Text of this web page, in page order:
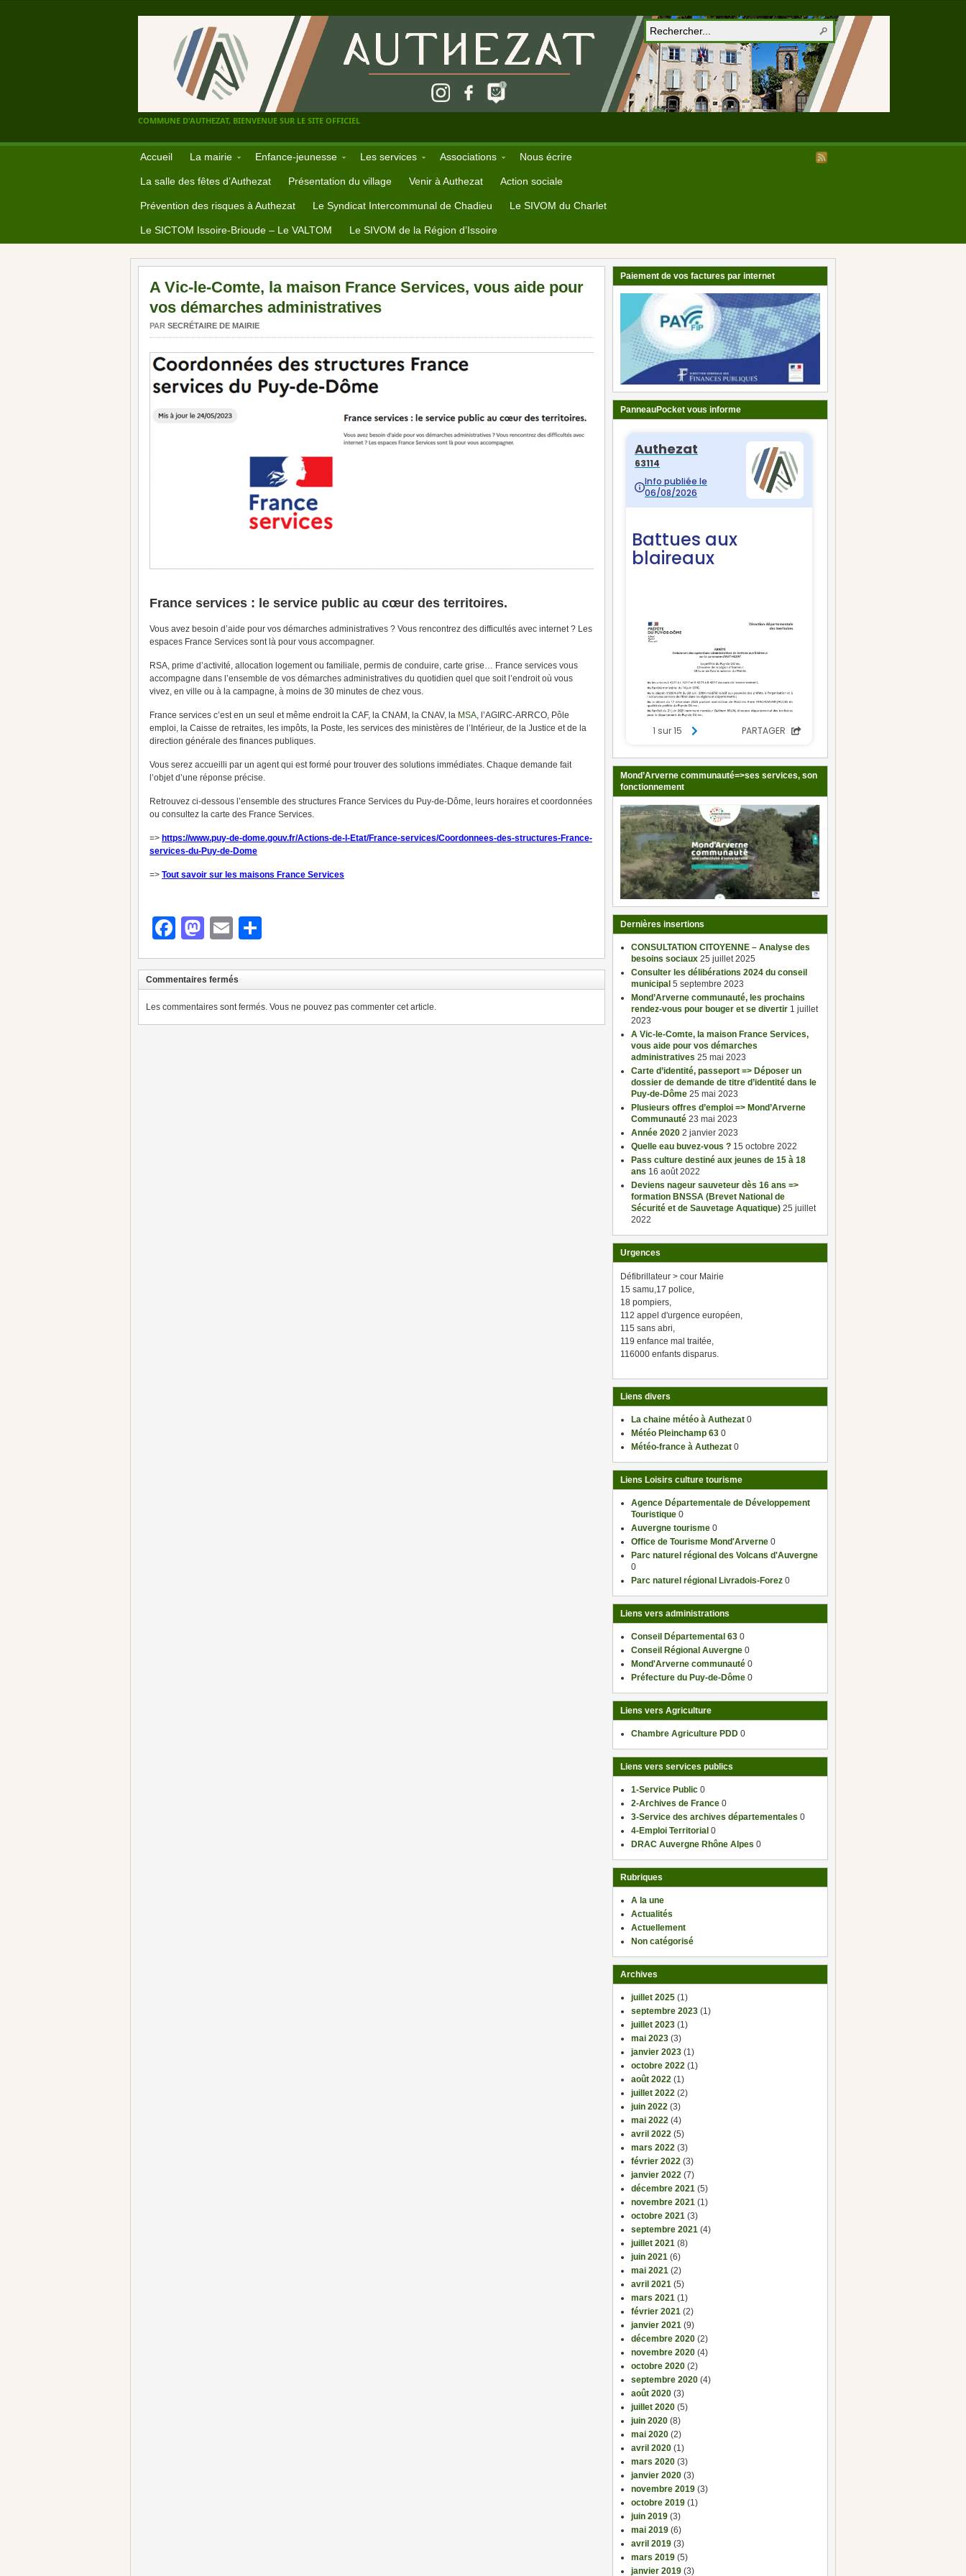
COMMUNE D'AUTHEZAT, BIENVENUE SUR LE SITE OFFICIEL
Accueil La mairie Enfance-jeunesse Les services Associations Nous écrire
La salle des fêtes d’Authezat Présentation du village Venir à Authezat Action sociale
Prévention des risques à Authezat Le Syndicat Intercommunal de Chadieu Le SIVOM du Charlet
Le SICTOM Issoire-Brioude – Le VALTOM Le SIVOM de la Région d’Issoire
A Vic-le-Comte, la maison France Services, vous aide pour
vos démarches administratives
PAR SECRÉTAIRE DE MAIRIE
France services : le service public au cœur des territoires.
Vous avez besoin d’aide pour vos démarches administratives ? Vous rencontrez des difficultés avec internet ? Les
espaces France Services sont là pour vous accompagner.
RSA, prime d’activité, allocation logement ou familiale, permis de conduire, carte grise… France services vous
accompagne dans l’ensemble de vos démarches administratives du quotidien quel que soit l’endroit où vous
vivez, en ville ou à la campagne, à moins de 30 minutes de chez vous.
France services c’est en un seul et même endroit la CAF, la CNAM, la CNAV, la MSA, l’AGIRC-ARRCO, Pôle
emploi, la Caisse de retraites, les impôts, la Poste, les services des ministères de l’Intérieur, de la Justice et de la
direction générale des finances publiques.
Vous serez accueilli par un agent qui est formé pour trouver des solutions immédiates. Chaque demande fait
l’objet d’une réponse précise.
Retrouvez ci-dessous l’ensemble des structures France Services du Puy-de-Dôme, leurs horaires et coordonnées
ou consultez la carte des France Services.
=> https://www.puy-de-dome.gouv.fr/Actions-de-l-Etat/France-services/Coordonnees-des-structures-France-
services-du-Puy-de-Dome
=> Tout savoir sur les maisons France Services
Facebook
Mastodon
Email
Commentaires fermés
Les commentaires sont fermés. Vous ne pouvez pas commenter cet article.
Paiement de vos factures par internet
PanneauPocket vous informe
Mond’Arverne communauté=>ses services, son
fonctionnement
Dernières insertions
CONSULTATION CITOYENNE – Analyse des
besoins sociaux 25 juillet 2025
Consulter les délibérations 2024 du conseil
municipal 5 septembre 2023
Mond’Arverne communauté, les prochains
rendez-vous pour bouger et se divertir 1 juillet
2023
A Vic-le-Comte, la maison France Services,
vous aide pour vos démarches
administratives 25 mai 2023
Carte d’identité, passeport => Déposer un
dossier de demande de titre d’identité dans le
Puy-de-Dôme 25 mai 2023
Plusieurs offres d’emploi => Mond’Arverne
Communauté 23 mai 2023
Année 2020 2 janvier 2023
Quelle eau buvez-vous ? 15 octobre 2022
Pass culture destiné aux jeunes de 15 à 18
ans 16 août 2022
Deviens nageur sauveteur dès 16 ans =>
formation BNSSA (Brevet National de
Sécurité et de Sauvetage Aquatique) 25 juillet
2022
Urgences
Défibrillateur > cour Mairie
15 samu,17 police,
18 pompiers,
112 appel d'urgence européen,
115 sans abri,
119 enfance mal traitée,
116000 enfants disparus.
Liens divers
La chaine météo à Authezat 0
Météo Pleinchamp 63 0
Météo-france à Authezat 0
Liens Loisirs culture tourisme
Agence Départementale de Développement
Touristique 0
Auvergne tourisme 0
Office de Tourisme Mond'Arverne 0
Parc naturel régional des Volcans d'Auvergne
0
Parc naturel régional Livradois-Forez 0
Liens vers administrations
Conseil Départemental 63 0
Conseil Régional Auvergne 0
Mond'Arverne communauté 0
Préfecture du Puy-de-Dôme 0
Liens vers Agriculture
Chambre Agriculture PDD 0
Liens vers services publics
1-Service Public 0
2-Archives de France 0
3-Service des archives départementales 0
4-Emploi Territorial 0
DRAC Auvergne Rhône Alpes 0
Rubriques
A la une
Actualités
Actuellement
Non catégorisé
Archives
juillet 2025 (1)
septembre 2023 (1)
juillet 2023 (1)
mai 2023 (3)
janvier 2023 (1)
octobre 2022 (1)
août 2022 (1)
juillet 2022 (2)
juin 2022 (3)
mai 2022 (4)
avril 2022 (5)
mars 2022 (3)
février 2022 (3)
janvier 2022 (7)
décembre 2021 (5)
novembre 2021 (1)
octobre 2021 (3)
septembre 2021 (4)
juillet 2021 (8)
juin 2021 (6)
mai 2021 (2)
avril 2021 (5)
mars 2021 (1)
février 2021 (2)
janvier 2021 (9)
décembre 2020 (2)
novembre 2020 (4)
octobre 2020 (2)
septembre 2020 (4)
août 2020 (3)
juillet 2020 (5)
juin 2020 (8)
mai 2020 (2)
avril 2020 (1)
mars 2020 (3)
janvier 2020 (3)
novembre 2019 (3)
octobre 2019 (1)
juin 2019 (3)
mai 2019 (6)
avril 2019 (3)
mars 2019 (5)
janvier 2019 (3)